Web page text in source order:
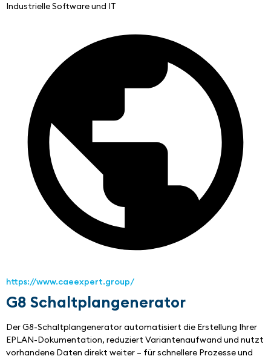
Industrielle Software und IT
https://www.caeexpert.group/
G8 Schaltplangenerator
Der G8-Schaltplangenerator automatisiert die Erstellung Ihrer
EPLAN-Dokumentation, reduziert Variantenaufwand und nutzt
vorhandene Daten direkt weiter – für schnellere Prozesse und